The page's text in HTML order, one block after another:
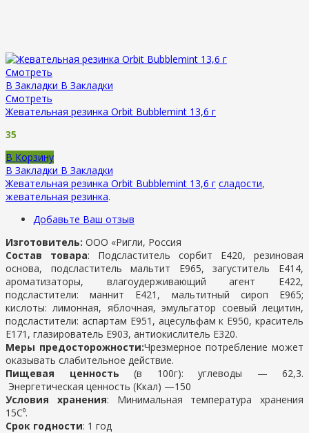
Смотреть
В Закладки В Закладки
Смотреть
Жевательная резинка Orbit Bubblemint 13,6 г
35
В Корзину
В Закладки В Закладки
Жевательная резинка Orbit Bubblemint 13,6 г сладости,
жевательная резинка.
Добавьте Ваш отзыв
Изготовитель: ООО «Ригли, Россия
Состав товара: Подсластитель сорбит Е420, резиновая
основа, подсластитель мальтит Е965, загуститель Е414,
ароматизаторы, влагоудерживающий агент Е422,
подсластители: маннит Е421, мальтитный сироп Е965;
кислоты: лимонная, яблочная, эмульгатор соевый лецитин,
подсластители: аспартам Е951, ацесульфам к Е950, краситель
Е171, глазирователь Е903, антиокислитель Е320.
Меры предосторожности:Чрезмерное потребление может
оказывать слабительное действие.
Пищевая ценность (в 100г): углеводы — 62,3.
Энергетическая ценность (Ккал) —150
Условия хранения: Минимальная температура хранения
15С⁰.
Срок годности: 1 год